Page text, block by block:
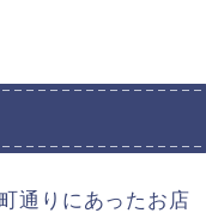
通りにあったお店